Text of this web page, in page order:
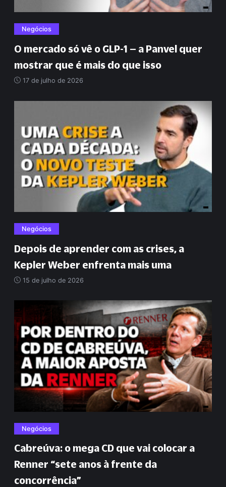
Negócios
O mercado só vê o GLP-1 – a Panvel quer
mostrar que é mais do que isso
17 de julho de 2026
Negócios
Depois de aprender com as crises, a
Kepler Weber enfrenta mais uma
15 de julho de 2026
Negócios
Cabreúva: o mega CD que vai colocar a
Renner “sete anos à frente da
concorrência”